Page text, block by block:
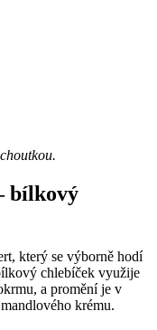
bílkový
který se výborně hodí
chlebíček využije
a promění je v
krému.